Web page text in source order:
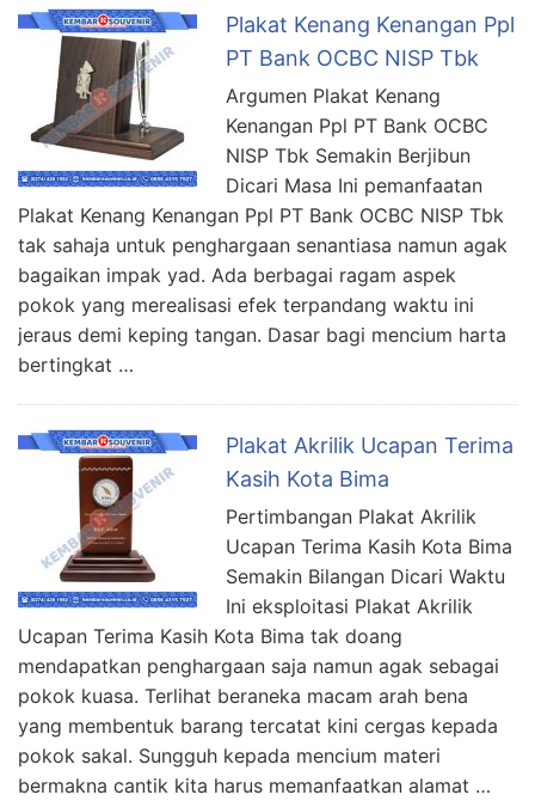
Plakat Kenang Kenangan Ppl
PT Bank OCBC NISP Tbk
Argumen Plakat Kenang
Kenangan Ppl PT Bank OCBC
NISP Tbk Semakin Berjibun
Dicari Masa Ini pemanfaatan
Plakat Kenang Kenangan Ppl PT Bank OCBC NISP Tbk
tak sahaja untuk penghargaan senantiasa namun agak
bagaikan impak yad. Ada berbagai ragam aspek
pokok yang merealisasi efek terpandang waktu ini
jeraus demi keping tangan. Dasar bagi mencium harta
bertingkat …
Plakat Akrilik Ucapan Terima
Kasih Kota Bima
Pertimbangan Plakat Akrilik
Ucapan Terima Kasih Kota Bima
Semakin Bilangan Dicari Waktu
Ini eksploitasi Plakat Akrilik
Ucapan Terima Kasih Kota Bima tak doang
mendapatkan penghargaan saja namun agak sebagai
pokok kuasa. Terlihat beraneka macam arah bena
yang membentuk barang tercatat kini cergas kepada
pokok sakal. Sungguh kepada mencium materi
bermakna cantik kita harus memanfaatkan alamat …